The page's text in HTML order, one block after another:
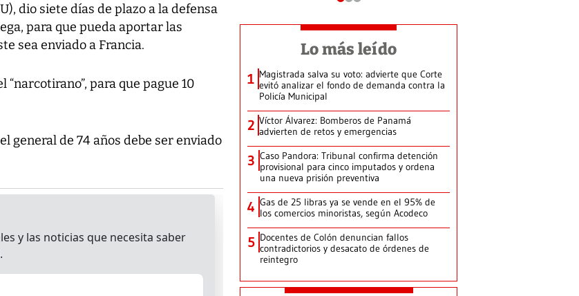
dio siete días de plazo a la defensa
para que pueda aportar las
sea enviado a Francia.
para que pague 10
general de 74 años debe ser enviado
Lo más leído
1 Magistrada salva su voto: advierte que Corte
evitó analizar el fondo de demanda contra la
Policía Municipal
2 Víctor Álvarez: Bomberos de Panamá
advierten de retos y emergencias
3 Caso Pandora: Tribunal confirma detención
provisional para cinco imputados y ordena
una nueva prisión preventiva
4 Gas de 25 libras ya se vende en el 95% de
los comercios minoristas, según Acodeco
5 Docentes de Colón denuncian fallos
contradictorios y desacato de órdenes de
reintegro